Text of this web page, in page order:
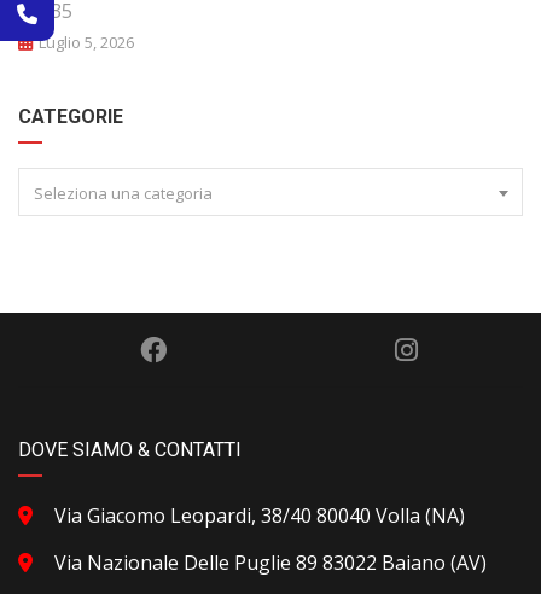
29035
Luglio 5, 2026
CATEGORIE
Seleziona una categoria
DOVE SIAMO & CONTATTI
Via Giacomo Leopardi, 38/40 80040 Volla (NA)
Via Nazionale Delle Puglie 89 83022 Baiano (AV)